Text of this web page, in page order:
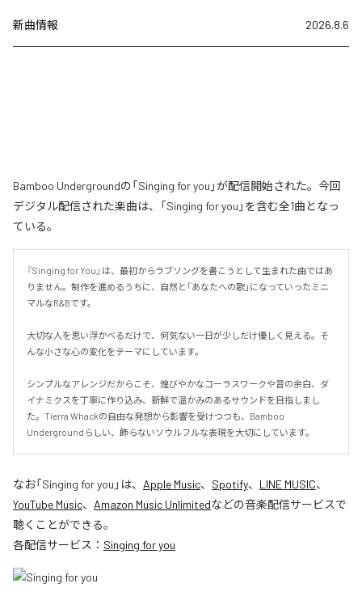
新曲情報 2026.8.6
Bamboo Undergroundの「Singing for you」が配信開始された。今回
デジタル配信された楽曲は、「Singing for you」を含む全1曲となっ
ている。
『Singing for You』は、最初からラブソングを書こうとして生まれた曲ではあ
りません。制作を進めるうちに、自然と「あなたへの歌」になっていったミニ
マルなR&Bです。
大切な人を思い浮かべるだけで、何気ない一日が少しだけ優しく見える。そ
んな小さな心の変化をテーマにしています。
シンプルなアレンジだからこそ、煌びやかなコーラスワークや音の余白、ダ
イナミクスを丁寧に作り込み、新鮮で温かみのあるサウンドを目指しまし
た。Tierra Whackの自由な発想から影響を受けつつも、Bamboo
Undergroundらしい、飾らないソウルフルな表現を大切にしています。
なお「Singing for you 」は、 Apple Music、 Spotify、 LINE MUSIC、
YouTube Music、 Amazon Music Unlimitedなどの音楽配信サービスで
聴くことができる。
各配信サービス： Singing for you